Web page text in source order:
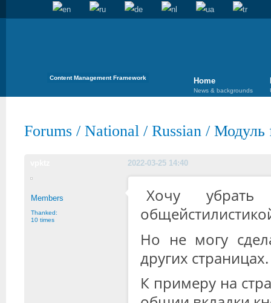
Content Management Framework Home
News & backgrounds
Forums / National / Russian / Модуль
2022-03-25 14:40
Members
Thanked:
10 times
Хочу
Но не могу
других
К примеру на